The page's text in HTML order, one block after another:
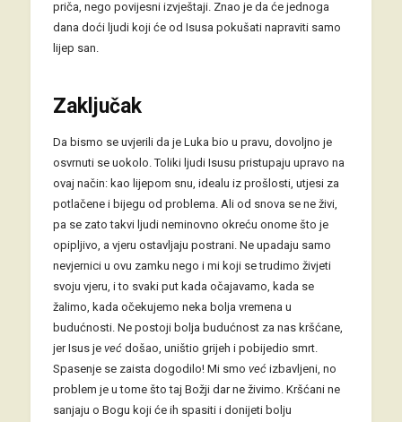
priča, nego povijesni izvještaji. Znao je da će jednoga
dana doći ljudi koji će od Isusa pokušati napraviti samo
lijep san.
Zaključak
Da bismo se uvjerili da je Luka bio u pravu, dovoljno je
osvrnuti se uokolo. Toliki ljudi Isusu pristupaju upravo na
ovaj način: kao lijepom snu, idealu iz prošlosti, utjesi za
potlačene i bijegu od problema. Ali od snova se ne živi,
pa se zato takvi ljudi neminovno okreću onome što je
opipljivo, a vjeru ostavljaju postrani. Ne upadaju samo
nevjernici u ovu zamku nego i mi koji se trudimo živjeti
svoju vjeru, i to svaki put kada očajavamo, kada se
žalimo, kada očekujemo neka bolja vremena u
budućnosti. Ne postoji bolja budućnost za nas kršćane,
jer Isus je većdošao, uništio grijeh i pobijedio smrt.
Spasenje se zaista dogodilo! Mi smo većizbavljeni, no
problem je u tome što taj Božji dar ne živimo. Kršćani ne
sanjaju o Bogu koji će ih spasiti i donijeti bolju